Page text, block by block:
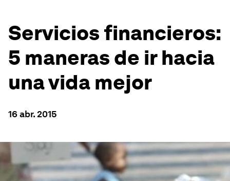
Servicios financieros:
5 maneras de ir hacia
una vida mejor
16 abr. 2015